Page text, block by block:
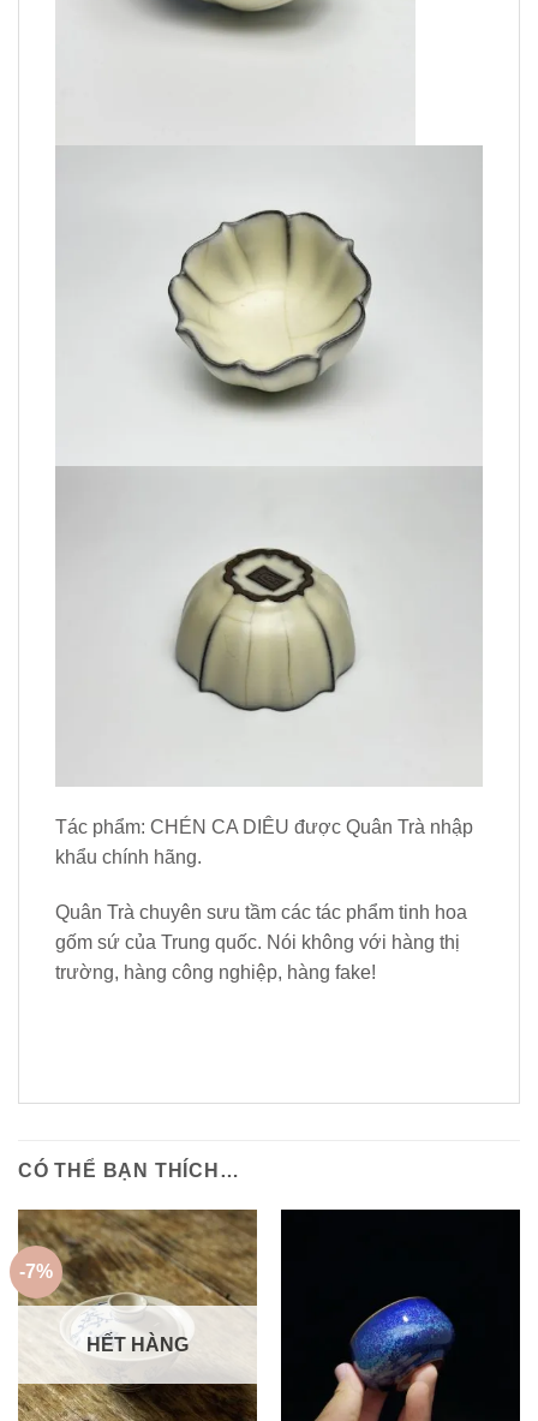
Tác phẩm: CHÉN CA DIÊU được Quân Trà nhập
khẩu chính hãng.
Quân Trà chuyên sưu tầm các tác phẩm tinh hoa
gốm sứ của Trung quốc. Nói không với hàng thị
trường, hàng công nghiệp, hàng fake!
CÓ THỂ BẠN THÍCH…
-7%
HẾT HÀNG